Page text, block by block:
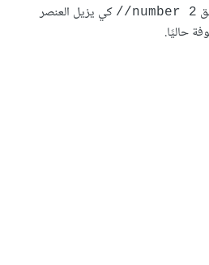
number 2//
كي يزيل العنصر
حاليًا.